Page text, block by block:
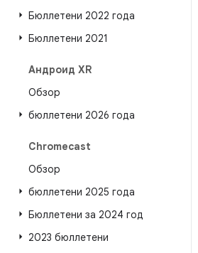
Бюллетени 2022 года
Бюллетени 2021
Андроид XR
Обзор
бюллетени 2026 года
Chromecast
Обзор
бюллетени 2025 года
Бюллетени за 2024 год
2023 бюллетени